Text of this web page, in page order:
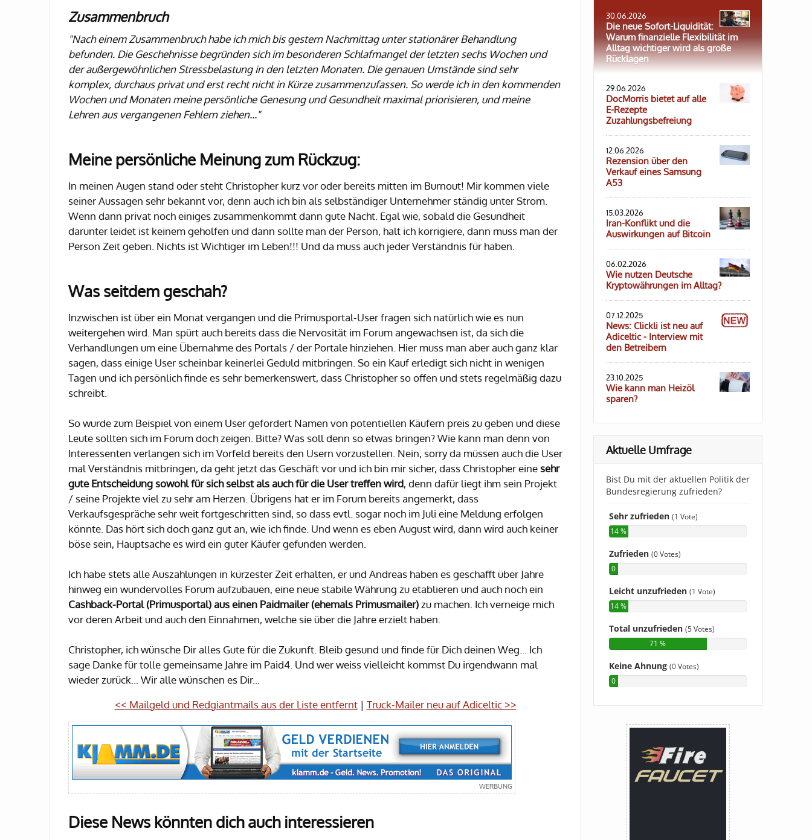
Zusammenbruch
"Nach einem Zusammenbruch habe ich mich bis gestern Nachmittag unter stationärer Behandlung
befunden. Die Geschehnisse begründen sich im besonderen Schlafmangel der letzten sechs Wochen und
der außergewöhnlichen Stressbelastung in den letzten Monaten. Die genauen Umstände sind sehr
komplex, durchaus privat und erst recht nicht in Kürze zusammenzufassen. So werde ich in den kommenden
Wochen und Monaten meine persönliche Genesung und Gesundheit maximal priorisieren, und meine
Lehren aus vergangenen Fehlern ziehen..."
Meine persönliche Meinung zum Rückzug:
In meinen Augen stand oder steht Christopher kurz vor oder bereits mitten im Burnout! Mir kommen viele
seiner Aussagen sehr bekannt vor, denn auch ich bin als selbständiger Unternehmer ständig unter Strom.
Wenn dann privat noch einiges zusammenkommt dann gute Nacht. Egal wie, sobald die Gesundheit
darunter leidet ist keinem geholfen und dann sollte man der Person, halt ich korrigiere, dann muss man der
Person Zeit geben. Nichts ist Wichtiger im Leben!!! Und da muss auch jeder Verständnis für haben.
Was seitdem geschah?
Inzwischen ist über ein Monat vergangen und die Primusportal-User fragen sich natürlich wie es nun
weitergehen wird. Man spürt auch bereits dass die Nervosität im Forum angewachsen ist, da sich die
Verhandlungen um eine Übernahme des Portals / der Portale hinziehen. Hier muss man aber auch ganz klar
sagen, dass einige User scheinbar keinerlei Geduld mitbringen. So ein Kauf erledigt sich nicht in wenigen
Tagen und ich persönlich finde es sehr bemerkenswert, dass Christopher so offen und stets regelmäßig dazu
schreibt.
So wurde zum Beispiel von einem User gefordert Namen von potentiellen Käufern preis zu geben und diese
Leute sollten sich im Forum doch zeigen. Bitte? Was soll denn so etwas bringen? Wie kann man denn von
Interessenten verlangen sich im Vorfeld bereits den Usern vorzustellen. Nein, sorry da müssen auch die User
mal Verständnis mitbringen, da geht jetzt das Geschäft vor und ich bin mir sicher, dass Christopher eine sehr
gute Entscheidung sowohl für sich selbst als auch für die User treffen wird, denn dafür liegt ihm sein Projekt
/ seine Projekte viel zu sehr am Herzen. Übrigens hat er im Forum bereits angemerkt, dass
Verkaufsgespräche sehr weit fortgeschritten sind, so dass evtl. sogar noch im Juli eine Meldung erfolgen
könnte. Das hört sich doch ganz gut an, wie ich finde. Und wenn es eben August wird, dann wird auch keiner
böse sein, Hauptsache es wird ein guter Käufer gefunden werden.
Ich habe stets alle Auszahlungen in kürzester Zeit erhalten, er und Andreas haben es geschafft über Jahre
hinweg ein wundervolles Forum aufzubauen, eine neue stabile Währung zu etablieren und auch noch ein
Cashback-Portal (Primusportal) aus einen Paidmailer (ehemals Primusmailer)zu machen. Ich verneige mich
vor deren Arbeit und auch den Einnahmen, welche sie über die Jahre erzielt haben.
Christopher, ich wünsche Dir alles Gute für die Zukunft. Bleib gesund und finde für Dich deinen Weg... Ich
sage Danke für tolle gemeinsame Jahre im Paid4. Und wer weiss vielleicht kommst Du irgendwann mal
wieder zurück... Wir alle wünschen es Dir...
<< Mailgeld und Redgiantmails aus der Liste entfernt| Truck-Mailer neu auf Adiceltic >>
Diese News könnten dich auch interessieren
30.06.2026
Die neue Sofort-Liquidität:
Warum finanzielle Flexibilität im
Alltag wichtiger wird als große
Rücklagen
29.06.2026
DocMorris bietet auf alle
E-Rezepte
Zuzahlungsbefreiung
12.06.2026
Rezension über den
Verkauf eines Samsung
A53
15.03.2026
Iran-Konflikt und die
Auswirkungen auf Bitcoin
06.02.2026
Wie nutzen Deutsche
Kryptowährungen im Alltag?
07.12.2025
News: Clickli ist neu auf
Adiceltic - Interview mit
den Betreibern
23.10.2025
Wie kann man Heizöl
sparen?
Aktuelle Umfrage